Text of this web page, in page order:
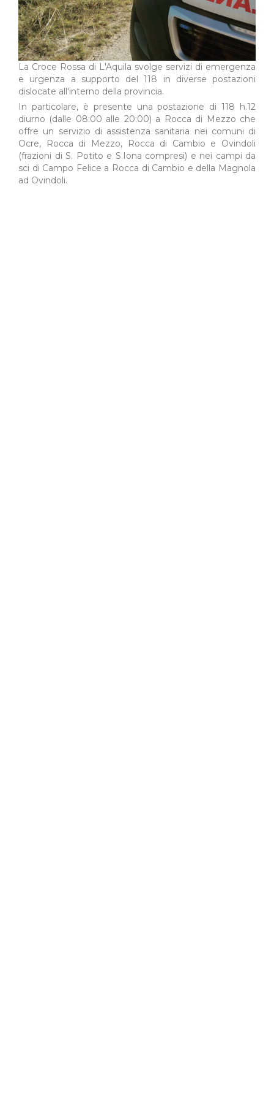
La Croce Rossa di L'Aquila svolge servizi di emergenza
e urgenza a supporto del 118 in diverse postazioni
dislocate all'interno della provincia.
In particolare, è presente una postazione di 118 h.12
diurno (dalle 08:00 alle 20:00) a Rocca di Mezzo che
offre un servizio di assistenza sanitaria nei comuni di
Ocre, Rocca di Mezzo, Rocca di Cambio e Ovindoli
(frazioni di S. Potito e S.Iona compresi) e nei campi da
sci di Campo Felice a Rocca di Cambio e della Magnola
ad Ovindoli.